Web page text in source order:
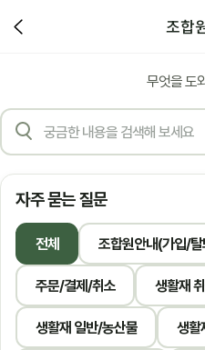
조합
무엇을 도
자주 묻는 질문
전체 조합원안내(가입/
주문/결제/취소 생활재
생활재 일반/농산물 생활